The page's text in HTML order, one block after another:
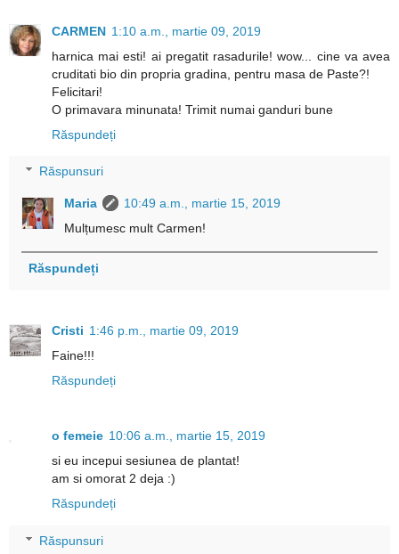
CARMEN 1:10 a.m., martie 09, 2019
harnica mai esti! ai pregatit rasadurile! wow... cine va avea
cruditati bio din propria gradina, pentru masa de Paste?!
Felicitari!
O primavara minunata! Trimit numai ganduri bune
Răspundeți
Răspunsuri
Maria
10:49 a.m., martie 15, 2019
Mulțumesc mult Carmen!
Răspundeți
Cristi 1:46 p.m., martie 09, 2019
Faine!!!
Răspundeți
o femeie 10:06 a.m., martie 15, 2019
si eu incepui sesiunea de plantat!
am si omorat 2 deja :)
Răspundeți
Răspunsuri